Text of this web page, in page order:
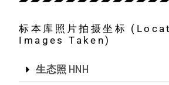
标本库照片拍摄坐标
Images Taken)
生态照 HNH